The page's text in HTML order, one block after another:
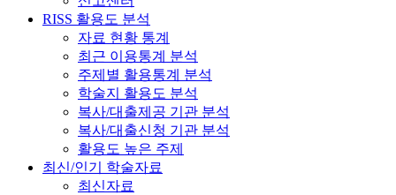
RISS 활용도 분석
자료 현황 통계
최근 이용통계 분석
주제별 활용통계 분석
학술지 활용도 분석
복사/대출제공 기관 분석
복사/대출신청 기관 분석
활용도 높은 주제
최신/인기 학술자료
최신자료